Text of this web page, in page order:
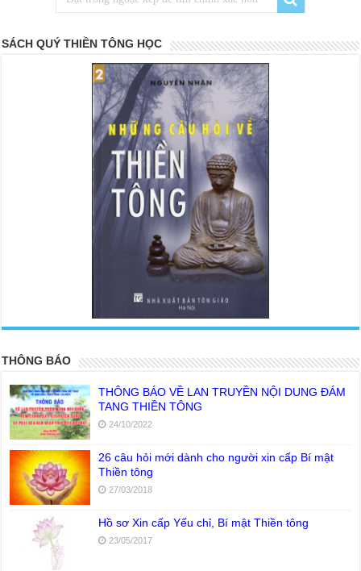
SÁCH QUÝ THIỀN TÔNG HỌC
THÔNG BÁO
THÔNG BÁO VỀ LAN TRUYỀN NỘI DUNG ĐÁM
TANG THIỀN TÔNG
24/10/2022
26 câu hỏi mới dành cho người xin cấp Bí mật
Thiền tông
27/03/2018
Hồ sơ Xin cấp Yếu chỉ, Bí mật Thiền tông
23/05/2017